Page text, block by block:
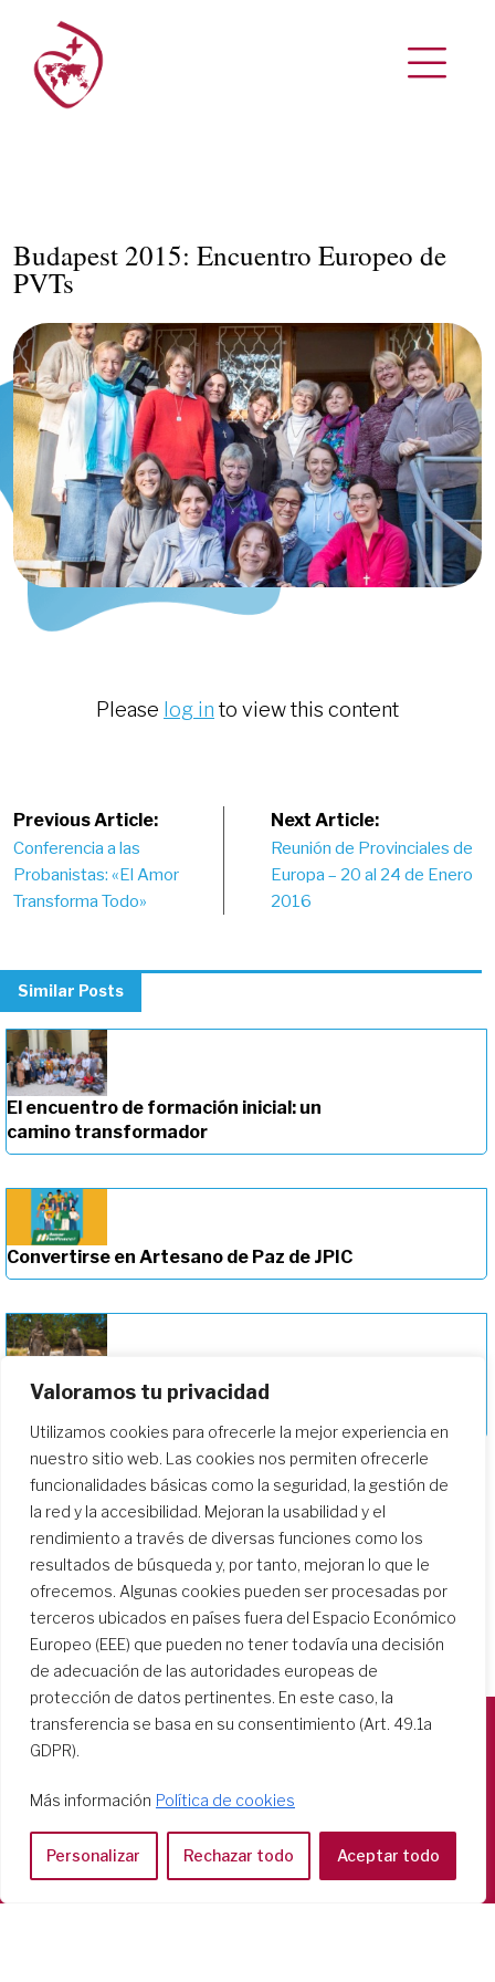
Valoramos tu privacidad
Utilizamos cookies para ofrecerle la mejor experiencia en
nuestro sitio web. Las cookies nos permiten ofrecerle
funcionalidades básicas como la seguridad, la gestión de
la red y la accesibilidad. Mejoran la usabilidad y el
rendimiento a través de diversas funciones como los
resultados de búsqueda y, por tanto, mejoran lo que le
ofrecemos. Algunas cookies pueden ser procesadas por
terceros ubicados en países fuera del Espacio Económico
Europeo (EEE) que pueden no tener todavía una decisión
de adecuación de las autoridades europeas de
protección de datos pertinentes. En este caso, la
transferencia se basa en su consentimiento (Art. 49.1a
GDPR).
Más información Política de cookies
Personalizar Rechazar todo Aceptar todo
Budapest 2015: Encuentro Europeo de
PVTs
Please log in to view this content
Post
navigation
Previous Article:
Conferencia a las
Probanistas: «El Amor
Transforma Todo»
Next Article:
Reunión de Provinciales de
Europa – 20 al 24 de Enero
2016
Similar Posts
El encuentro de formación inicial: un
camino transformador
Convertirse en Artesano de Paz de JPIC
Profundizando en nuestro camino de
Casa Generalizia
Tel: 06 58 23 03 32 or 06 58 20 31 17